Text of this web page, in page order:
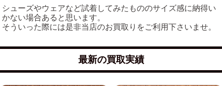
シューズやウェアなど試着してみたもののサイズ感に納得い
かない場合あると思います。
そういった際には是非当店のお買取りをご利用下さいませ。
最新の買取実績